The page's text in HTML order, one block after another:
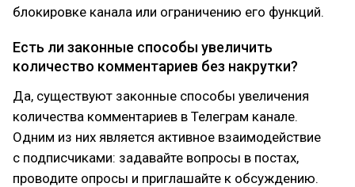
блокировке канала или ограничению его функций.
Есть ли законные способы увеличить
количество комментариев без накрутки?
Да, существуют законные способы увеличения
количества комментариев в Телеграм канале.
Одним из них является активное взаимодействие
с подписчиками: задавайте вопросы в постах,
проводите опросы и приглашайте к обсуждению.